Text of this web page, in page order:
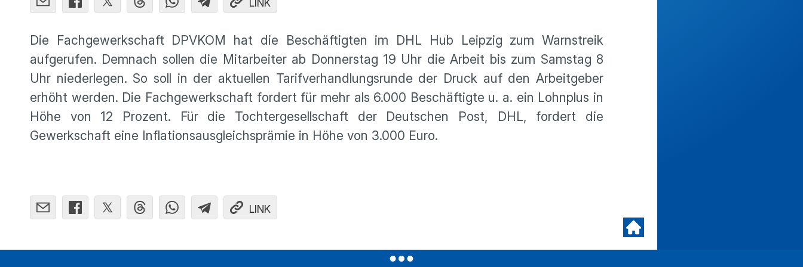
LINK
Die Fachgewerkschaft DPVKOM hat die Beschäftigten im DHL Hub Leipzig zum Warnstreik
aufgerufen. Demnach sollen die Mitarbeiter ab Donnerstag 19 Uhr die Arbeit bis zum Samstag 8
Uhr niederlegen. So soll in der aktuellen Tarifverhandlungsrunde der Druck auf den Arbeitgeber
erhöht werden. Die Fachgewerkschaft fordert für mehr als 6.000 Beschäftigte u. a. ein Lohnplus in
Höhe von 12 Prozent. Für die Tochtergesellschaft der Deutschen Post, DHL, fordert die
Gewerkschaft eine Inflationsausgleichsprämie in Höhe von 3.000 Euro.
LINK